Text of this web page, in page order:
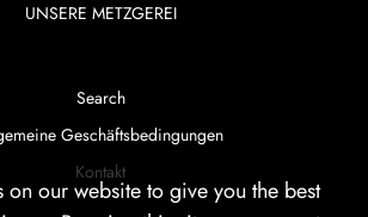
UNSERE METZGEREI
Search
Geschäftsbedingungen
Kontakt
on our website to give you the best